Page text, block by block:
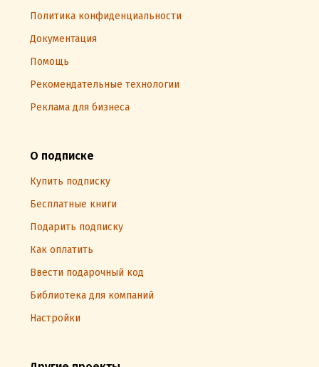
Политика конфиденциальности
Документация
Помощь
Рекомендательные технологии
Реклама для бизнеса
О подписке
Купить подписку
Бесплатные книги
Подарить подписку
Как оплатить
Ввести подарочный код
Библиотека для компаний
Настройки